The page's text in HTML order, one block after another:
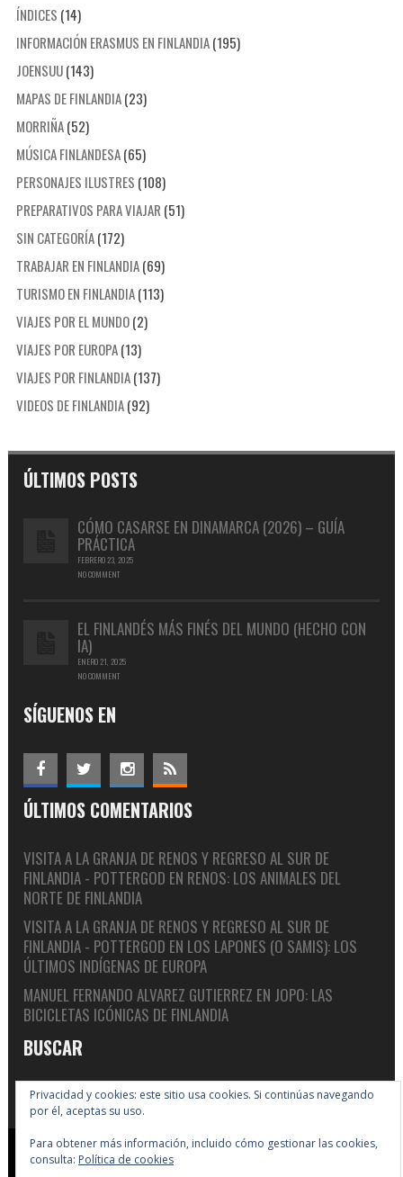
ÍNDICES (14)
INFORMACIÓN ERASMUS EN FINLANDIA(195)
JOENSUU(143)
MAPAS DE FINLANDIA(23)
MORRIÑA(52)
MÚSICA FINLANDESA(65)
PERSONAJES ILUSTRES (108)
PREPARATIVOS PARA VIAJAR (51)
SIN CATEGORÍA(172)
TRABAJAR EN FINLANDIA(69)
TURISMO EN FINLANDIA(113)
VIAJES POR EL MUNDO(2)
VIAJES POR EUROPA(13)
VIAJES POR FINLANDIA(137)
VIDEOS DE FINLANDIA(92)
ÚLTIMOS POSTS
CÓMO CASARSE EN DINAMARCA (2026) – GUÍA
PRÁCTICA
FEBRERO 23, 2025
NO COMMENT
EL FINLANDÉS MÁS FINÉS DEL MUNDO (HECHO CON
IA)
ENERO 21, 2025
NO COMMENT
SÍGUENOS EN
ÚLTIMOS COMENTARIOS
VISITA A LA GRANJA DE RENOS Y REGRESO AL SUR DE
FINLANDIA - POTTERGOD EN RENOS: LOS ANIMALES DEL
NORTE DE FINLANDIA
VISITA A LA GRANJA DE RENOS Y REGRESO AL SUR DE
FINLANDIA - POTTERGOD EN LOS LAPONES (O SAMIS): LOS
ÚLTIMOS INDÍGENAS DE EUROPA
MANUEL FERNANDO ALVAREZ GUTIERREZ EN JOPO: LAS
BICICLETAS ICÓNICAS DE FINLANDIA
BUSCAR
Copyright © 2005-2026 Big In Finland
Privacidad y cookies: este sitio usa cookies. Si continúas navegando
por él, aceptas su uso.
Para obtener más información, incluido cómo gestionar las cookies,
consulta: Política de cookies